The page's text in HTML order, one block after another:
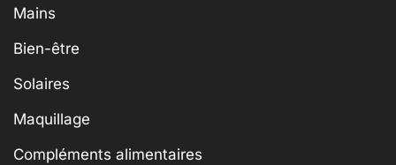
Mains
Bien-être
Solaires
Maquillage
Compléments alimentaires